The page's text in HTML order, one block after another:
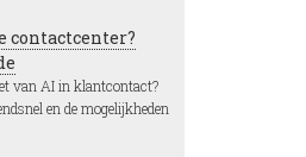
van AI in klantcontact?
en de mogelijkheden